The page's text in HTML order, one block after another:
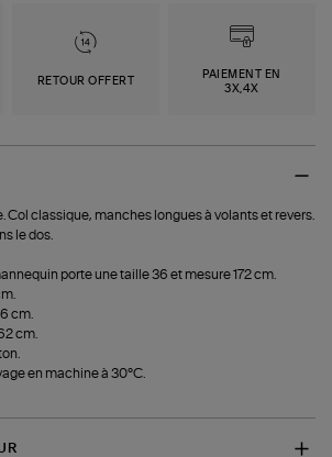
RETOUR OFFERT
PAIEMENT EN
3X,4X
Col classique, manches longues à volants et revers.
le dos.
porte une taille 36 et mesure 172 cm.
cm.
cm.
en machine à 30°C.